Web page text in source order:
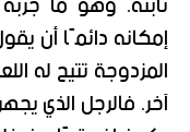
إمكانه دائمًا أن
المزدوجة تتيح له
آخر. فالرجل الذي